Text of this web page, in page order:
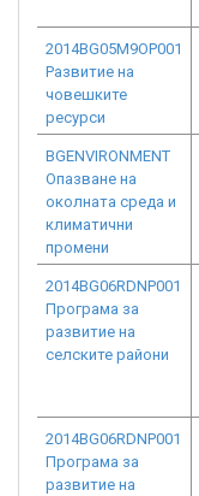
2014BG05M9OP001
Развитие на
човешките
ресурси
BGENVIRONMENT
Опазване на
околната среда и
климатични
промени
2014BG06RDNP001
Програма за
развитие на
селските райони
2014BG06RDNP001
Програма за
развитие на